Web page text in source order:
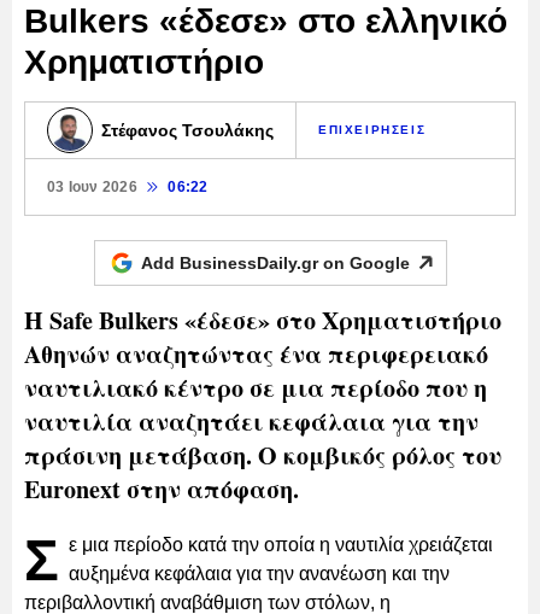
Bulkers «έδεσε» στο ελληνικό
Χρηματιστήριο
Στέφανος Τσουλάκης ΕΠΙΧΕΙΡΗΣΕΙΣ
03 Ιουν 2026 06:22
Add BusinessDaily.gr on Google
Η Safe Bulkers «έδεσε» στο Χρηματιστήριο
Αθηνών αναζητώντας ένα περιφερειακό
ναυτιλιακό κέντρο σε μια περίοδο που η
ναυτιλία αναζητάει κεφάλαια για την
πράσινη μετάβαση. Ο κομβικός ρόλος του
Euronext στην απόφαση.
Σ ε μια περίοδο κατά την οποία η ναυτιλία χρειάζεται
αυξημένα κεφάλαια για την ανανέωση και την
περιβαλλοντική αναβάθμιση των στόλων, η